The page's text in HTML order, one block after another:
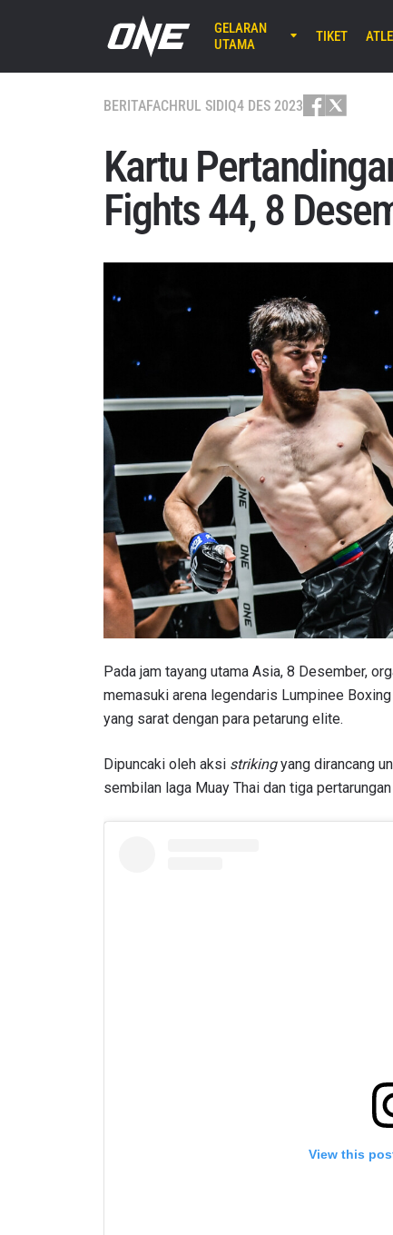
GELARAN
UTAMA
AGU 14
TIKET
BERITAFACHRUL SIDIQ4 DES 2023
Kartu
Fights 44, 8
Pada jam tayang utama Asia, 8 Desember,
memasuki arena legendaris Lumpinee
yang sarat dengan para petarung elite.
Dipuncaki oleh aksi strikingyang dirancang
sembilan laga Muay Thai dan tiga
View this